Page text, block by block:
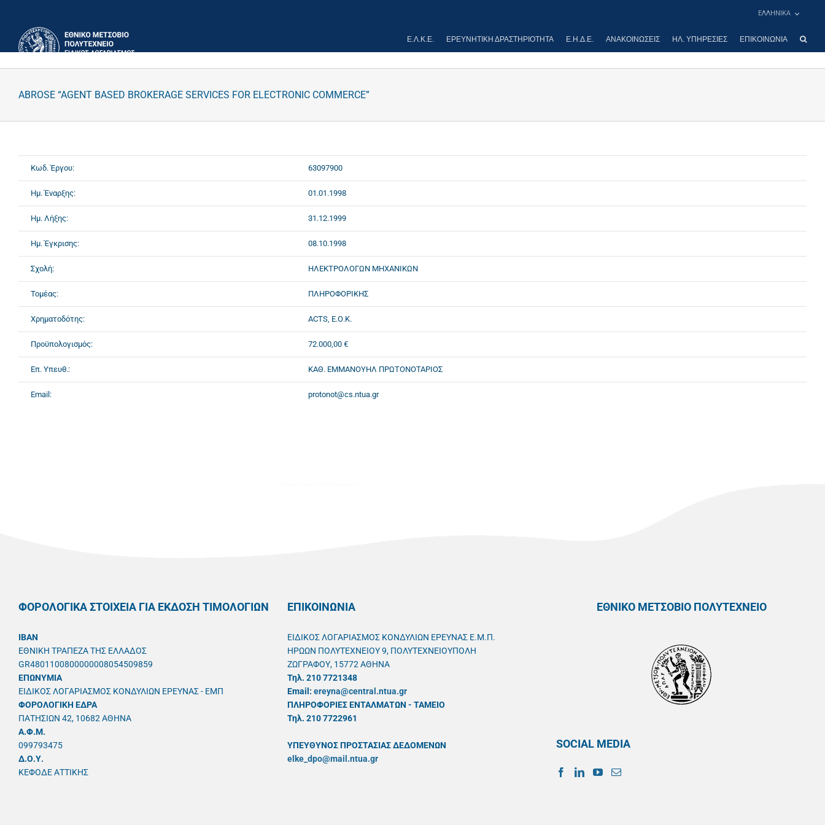
περιεχόμενο
ΕΛΛΗΝΙΚΑ
Ε.Λ.Κ.Ε. ΕΡΕΥΝΗΤΙΚΉ ΔΡΑΣΤΗΡΙΌΤΗΤΑ Ε.Η.Δ.Ε. ΑΝΑΚΟΙΝΏΣΕΙΣ ΗΛ. ΥΠΗΡΕΣΊΕΣ ΕΠΙΚΟΙΝΩΝΊΑ
ABROSE “AGENT BASED BROKERAGE SERVICES FOR ELECTRONIC COMMERCE”
Κωδ. Έργου: 63097900
Ημ. Έναρξης: 01.01.1998
Ημ. Λήξης: 31.12.1999
Ημ. Έγκρισης: 08.10.1998
Σχολή: ΗΛΕΚΤΡΟΛΟΓΩΝ ΜΗΧΑΝΙΚΩΝ
Τομέας: ΠΛΗΡΟΦΟΡΙΚΗΣ
Χρηματοδότης: ACTS, Ε.Ο.Κ.
Προϋπολογισμός: 72.000,00 €
Επ. Υπευθ.: ΚΑΘ. ΕΜΜΑΝΟΥΗΛ ΠΡΩΤΟΝΟΤΑΡΙΟΣ
Email: protonot@cs.ntua.gr
ΦΟΡΟΛΟΓΙΚΑ ΣΤΟΙΧΕΙΑ ΓΙΑ ΕΚΔΟΣΗ ΤΙΜΟΛΟΓΙΩΝ
IBAN
ΕΘΝΙΚΗ ΤΡΑΠΕΖΑ ΤΗΣ ΕΛΛΑΔΟΣ
GR4801100800000008054509859
ΕΠΩΝΥΜΙΑ
ΕΙΔΙΚΟΣ ΛΟΓΑΡΙΑΣΜΟΣ ΚΟΝΔΥΛΙΩΝ ΕΡΕΥΝΑΣ - ΕΜΠ
ΦΟΡΟΛΟΓΙΚΗ ΕΔΡΑ
ΠΑΤΗΣΙΩΝ 42, 10682 ΑΘΗΝΑ
A.Φ.Μ.
099793475
Δ.Ο.Υ.
ΚΕΦΟΔΕ ΑΤΤΙΚΗΣ
ΕΠΙΚΟΙΝΩΝΙΑ
ΕΙΔΙΚΟΣ ΛΟΓΑΡΙΑΣΜΟΣ ΚΟΝΔΥΛΙΩΝ ΕΡΕΥΝΑΣ Ε.Μ.Π.
ΗΡΩΩΝ ΠΟΛΥΤΕΧΝΕΙΟΥ 9, ΠΟΛΥΤΕΧΝΕΙΟΥΠΟΛΗ
ΖΩΓΡΑΦΟΥ, 15772 ΑΘΗΝΑ
Τηλ. 210 7721348
Email: ereyna@central.ntua.gr
ΠΛΗΡΟΦΟΡΙΕΣ ΕΝΤΑΛΜΑΤΩΝ - ΤΑΜΕΙΟ
Τηλ. 210 7722961
ΥΠΕΥΘYΝΟΣ ΠΡΟΣΤΑΣΙΑΣ ΔΕΔΟΜΕΝΩΝ
elke_dpo@mail.ntua.gr
ΕΘΝΙΚΟ ΜΕΤΣΟΒΙΟ ΠΟΛΥΤΕΧΝΕΙΟ
SOCIAL MEDIA